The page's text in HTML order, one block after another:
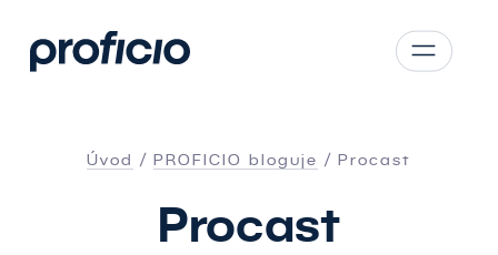
AT
Úvod PROFICIO bloguje Procast
Procast